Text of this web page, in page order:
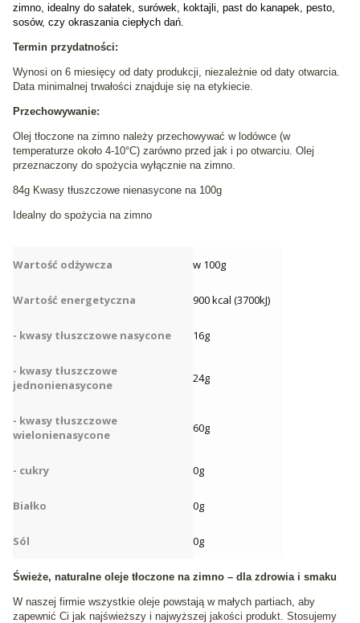
zimno, idealny do sałatek, surówek, koktajli, past do kanapek, pesto,
sosów, czy okraszania ciepłych dań.
Termin przydatności:
Wynosi on 6 miesięcy od daty produkcji, niezależnie od daty otwarcia.
Data minimalnej trwałości znajduje się na etykiecie.
Przechowywanie:
Olej tłoczone na zimno należy przechowywać w lodówce (w
temperaturze około 4-10°C) zarówno przed jak i po otwarciu. Olej
przeznaczony do spożycia wyłącznie na zimno.
84g Kwasy tłuszczowe nienasycone na 100g
Idealny do spożycia na zimno
Wartość odżywcza w 100g
Wartość energetyczna 900 kcal (3700kJ)
- kwasy tłuszczowe nasycone 16g
- kwasy tłuszczowe
jednonienasycone
24g
- kwasy tłuszczowe
wielonienasycone
60g
- cukry 0g
Białko 0g
Sól 0g
Świeże, naturalne oleje tłoczone na zimno – dla zdrowia i smaku
W naszej firmie wszystkie oleje powstają w małych partiach, aby
zapewnić Ci jak najświeższy i najwyższej jakości produkt. Stosujemy